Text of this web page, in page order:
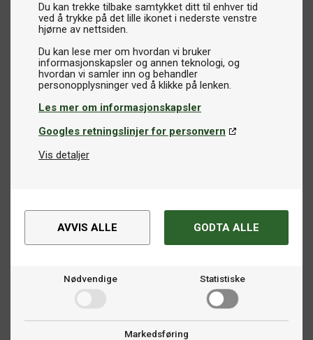
Du kan trekke tilbake samtykket ditt til enhver tid
ved å trykke på det lille ikonet i nederste venstre
hjørne av nettsiden.
Du kan lese mer om hvordan vi bruker
informasjonskapsler og annen teknologi, og
hvordan vi samler inn og behandler
Les mer om informasjonskapsler
Googles retningslinjer for personvern
Vis detaljer
AVVIS ALLE GODTA ALLE
Nødvendige Statistiske
Markedsføring